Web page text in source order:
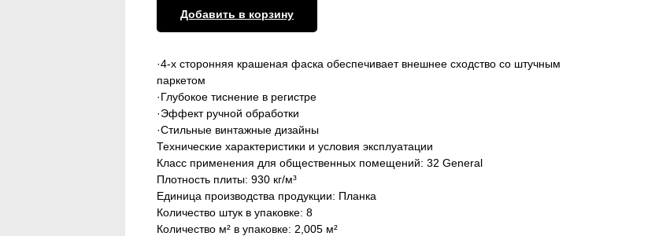
Добавить в корзину
·4-х сторонняя крашеная фаска обеспечивает внешнее сходство со штучным
паркетом
·Глубокое тиснение в регистре
·Эффект ручной обработки
·Стильные винтажные дизайны
Технические характеристики и условия эксплуатации
Класс применения для общественных помещений: 32 General
Плотность плиты: 930 кг/м³
Единица производства продукции: Планка
Количество штук в упаковке: 8
Количество м² в упаковке: 2,005 м²